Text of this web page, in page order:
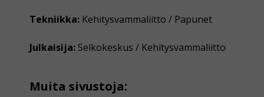
Tekniikka: Kehitysvammaliitto / Papunet
Julkaisija: Selkokeskus / Kehitysvammaliitto
Muita sivustoja: